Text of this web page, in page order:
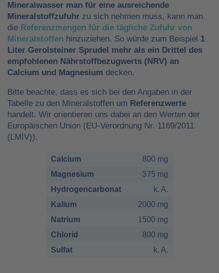
Mineralwasser man für eine ausreichende
Mineralstoffzufuhr zu sich nehmen muss, kann man
die Referenzmengen für die tägliche Zufuhr von
Mineralstoffen hinzuziehen. So würde zum Beispiel 1
Liter Gerolsteiner Sprudel mehr als ein Drittel des
empfohlenen Nährstoffbezugwerts (NRV) an
Calcium und Magnesium decken.
Bitte beachte, dass es sich bei den Angaben in der
Tabelle zu den Mineralstoffen um Referenzwerte
handelt. Wir orientieren uns dabei an den Werten der
Europäischen Union (EU-Verordnung Nr. 1169/2011
(LMIV)).
Calcium
800 mg
Magnesium
375 mg
Hydrogencarbonat
k. A.
Kalium
2000 mg
Natrium
1500 mg
Chlorid
800 mg
Sulfat
k. A.